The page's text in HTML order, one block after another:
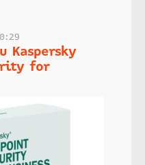
Kaspersky
for